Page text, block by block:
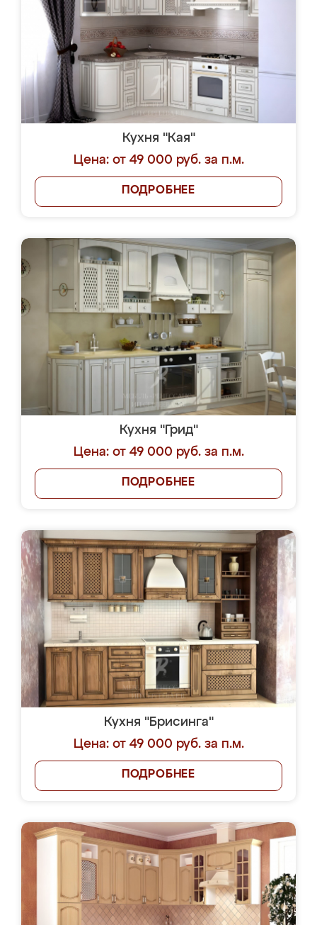
Кухня "Кая"
Цена: от 49 000 руб. за п.м.
ПОДРОБНЕЕ
Кухня "Грид"
Цена: от 49 000 руб. за п.м.
ПОДРОБНЕЕ
Кухня "Брисинга"
Цена: от 49 000 руб. за п.м.
ПОДРОБНЕЕ